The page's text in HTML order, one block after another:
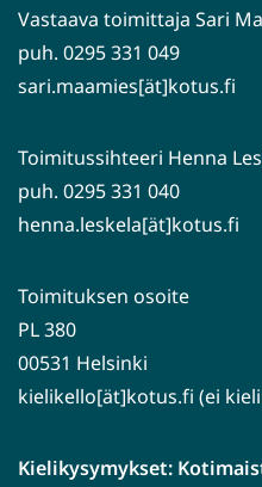
Vastaava toimittaja Sari
puh. 0295 331 049
sari.maamies[ät]kotus.fi
Toimitussihteeri Henna
puh. 0295 331 040
henna.leskela[ät]kotus.fi
Toimituksen osoite
PL 380
00531 Helsinki
kielikello[ät]kotus.fi (ei
Kielikysymykset: